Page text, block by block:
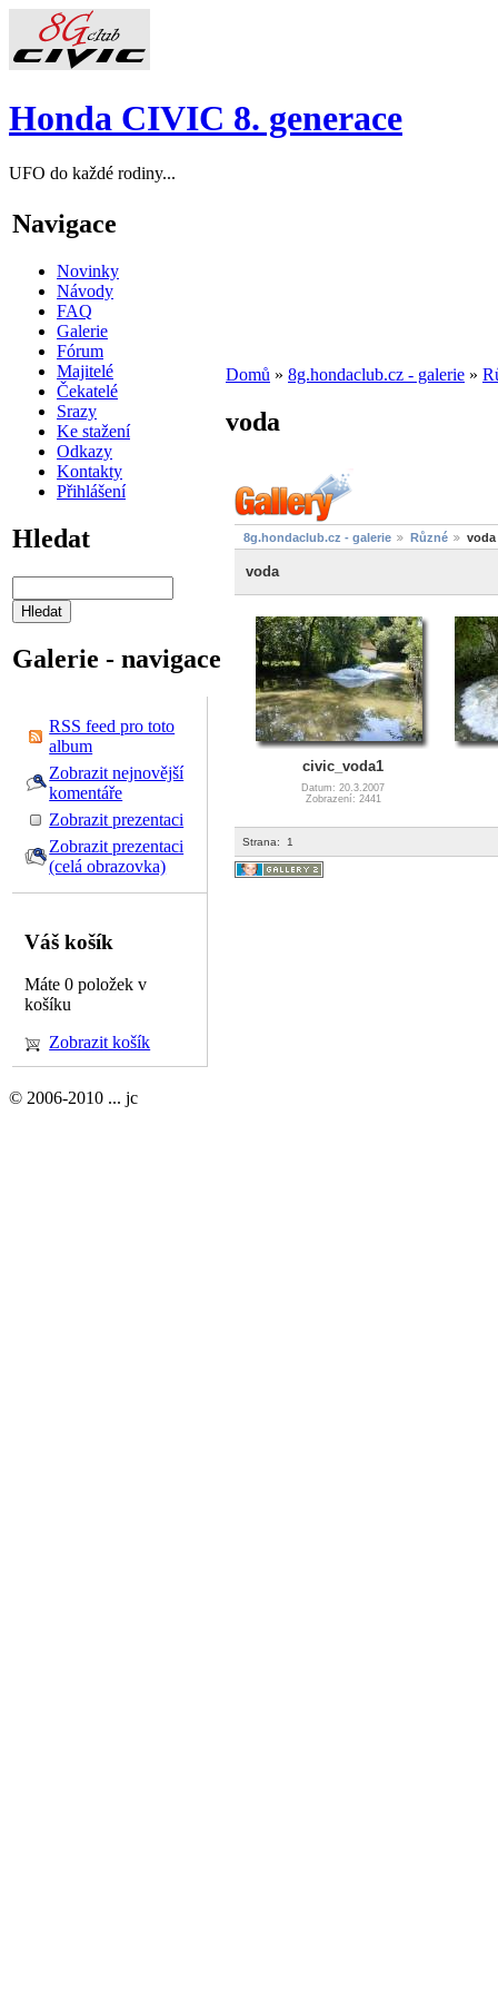
Honda CIVIC 8. generace
UFO do každé rodiny...
Navigace
Novinky
Návody
FAQ
Galerie
Fórum
Majitelé
Čekatelé
Srazy
Ke stažení
Odkazy
Kontakty
Přihlášení
Hledat
Galerie - navigace
RSS feed pro toto
album
Zobrazit nejnovější
komentáře
Zobrazit prezentaci
Zobrazit prezentaci
(celá obrazovka)
Váš košík
Máte 0 položek v
košíku
Zobrazit košík
Domů » 8g.hondaclub.cz - galerie »
voda
8g.hondaclub.cz - galerie Různé voda
voda
civic_voda1
Datum: 20.3.2007
Zobrazení: 2441
Strana: 1
© 2006-2010 ... jc